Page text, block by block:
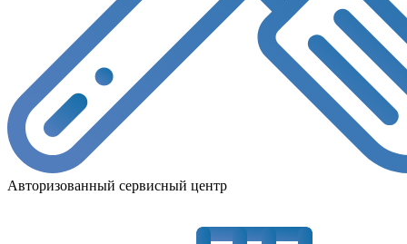
Авторизованный сервисный центр